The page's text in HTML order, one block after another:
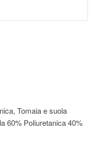
Tomaia e suola
60% Poliuretanica 40%